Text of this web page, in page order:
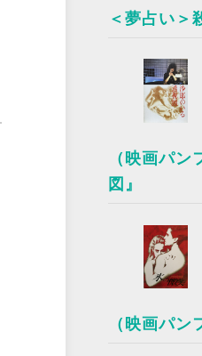
＜夢占い＞
（映画パ
図』
（映画パン